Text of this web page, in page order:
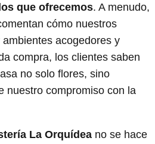
que ofrecemos. A menudo,
cómo nuestros
acogedores y
compra, los clientes saben
no solo flores, sino
nuestro compromiso con la
La Orquídea no se hace